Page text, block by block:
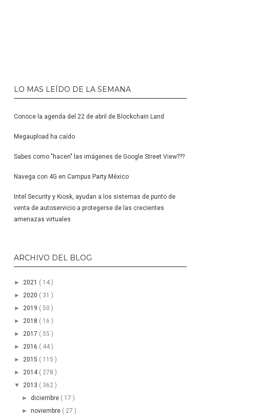
LO MAS LEÍDO DE LA SEMANA
Conoce la agenda del 22 de abril de Blockchain Land
Megaupload ha caído
Sabes como "hacen" las imágenes de Google Street View???
Navega con 4G en Campus Party México
Intel Security y Kiosk, ayudan a los sistemas de punto de
venta de autoservicio a protegerse de las crecientes
amenazas virtuales
ARCHIVO DEL BLOG
►2021 ( 14 )
►2020 ( 31 )
►2019 ( 50 )
►2018 ( 16 )
►2017 ( 55 )
►2016 ( 44 )
►2015 ( 115 )
►2014 ( 278 )
▼2013 ( 362 )
► diciembre ( 17 )
► noviembre ( 27 )